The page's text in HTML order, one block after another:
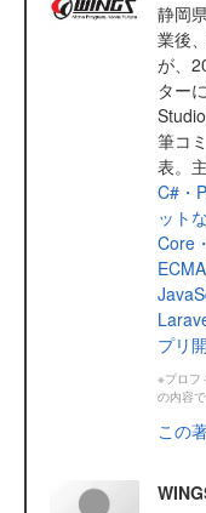
静岡
業後
が、
ター
筆コ
表。
C#・
ット
Core
プリ
※プロフ
の内容
この